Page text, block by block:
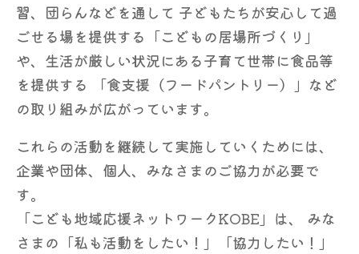
習、団らんなどを通して 子どもたちが安心して過
ごせる場を提供する「こどもの居場所づくり」
や、生活が厳しい状況にある子育て世帯に食品等
を提供する
「食支援（フードパントリー）」など
の取り組みが広がっています。
これらの活動を継続して実施していくためには、
企業や団体、個人、みなさまのご協力が必要で
す。
「こども地域応援ネットワークKOBE」は、
みな
さまの「私も活動をしたい！」「協力したい！」